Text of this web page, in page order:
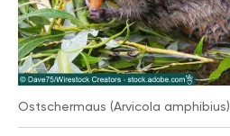
Ostschermaus (Arvicola amphibius)